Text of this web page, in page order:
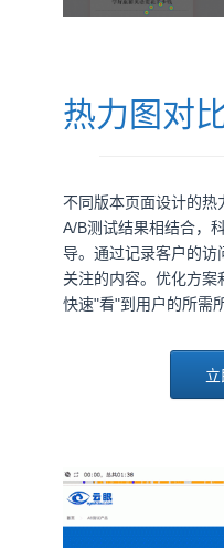
热力图对
不同版本页面设计的热
A/B测试结果相结合，
导。通过记录客户的访
关注的内容。优化方案
快速"看"到用户的所需